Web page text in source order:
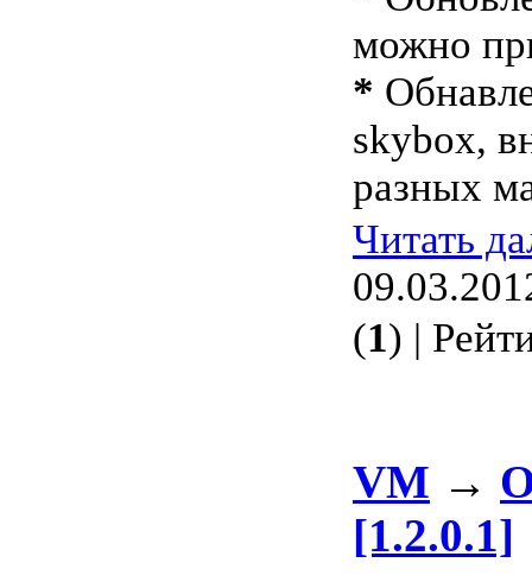
можно
*
skybox,
разных
Читать
(1) |
VM →
[1.2.0.1]